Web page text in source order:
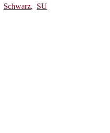
Schwarz, SU